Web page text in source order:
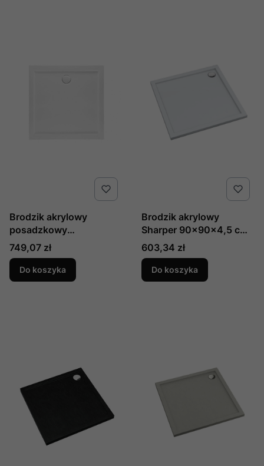
Brodzik akrylowy
posadzkowy
kwadratowy GOLIAT
90x90x3cm produkcji
Polimat
Cena
749,07 zł
Do koszyka
Brodzik akrylowy
Sharper 90x90x4,5 cm,
kwadratowy, produkcji
Schedline, nr kat.:
3S.S1K-9090
Cena
603,34 zł
Do koszyka